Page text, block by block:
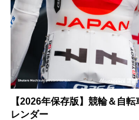
【2026年保存版】競輪＆自
レンダー